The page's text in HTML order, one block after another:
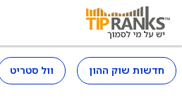
חדשות שוק ההון וול סטריט